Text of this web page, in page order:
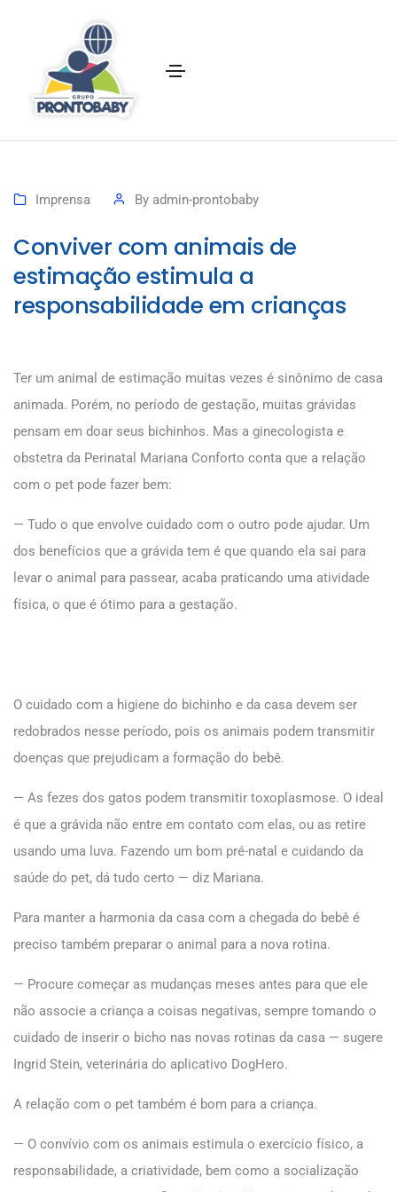
Imprensa By admin-prontobaby
Conviver com animais de
estimação estimula a
responsabilidade em crianças
Ter um animal de estimação muitas vezes é sinônimo de casa
animada. Porém, no período de gestação, muitas grávidas
pensam em doar seus bichinhos. Mas a ginecologista e
obstetra da Perinatal Mariana Conforto conta que a relação
com o pet pode fazer bem:
— Tudo o que envolve cuidado com o outro pode ajudar. Um
dos benefícios que a grávida tem é que quando ela sai para
levar o animal para passear, acaba praticando uma atividade
física, o que é ótimo para a gestação.
O cuidado com a higiene do bichinho e da casa devem ser
redobrados nesse período, pois os animais podem transmitir
doenças que prejudicam a formação do bebê.
— As fezes dos gatos podem transmitir toxoplasmose. O ideal
é que a grávida não entre em contato com elas, ou as retire
usando uma luva. Fazendo um bom pré-natal e cuidando da
saúde do pet, dá tudo certo — diz Mariana.
Para manter a harmonia da casa com a chegada do bebê é
preciso também preparar o animal para a nova rotina.
— Procure começar as mudanças meses antes para que ele
não associe a criança a coisas negativas, sempre tomando o
cuidado de inserir o bicho nas novas rotinas da casa — sugere
Ingrid Stein, veterinária do aplicativo DogHero.
A relação com o pet também é bom para a criança.
— O convívio com os animais estimula o exercício físico, a
responsabilidade, a criatividade, bem como a socialização